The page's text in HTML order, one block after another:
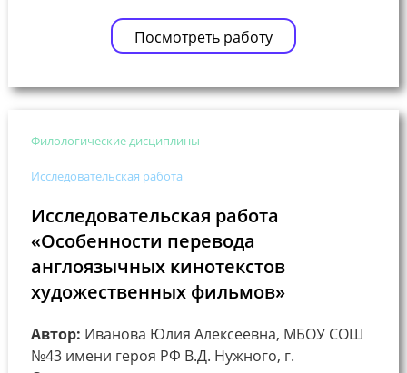
Посмотреть работу
Филологические дисциплины
Исследовательская работа
Исследовательская работа
«Особенности перевода
англоязычных кинотекстов
художественных фильмов»
Автор: Иванова Юлия Алексеевна, МБОУ СОШ
№43 имени героя РФ В.Д. Нужного, г.